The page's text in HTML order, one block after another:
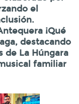
el
¡Qué
destacando
La Húngara
familiar